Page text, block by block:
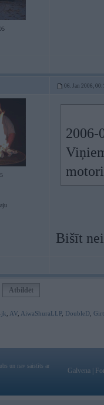
06. Jan 2006,
2006-
Bišīt
Atbildēt
jk AV AiwaShuraLLP, DoubleD
un nav saistīts ar
Galvena